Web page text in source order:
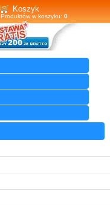
Koszyk
Produktów w koszyku: 0